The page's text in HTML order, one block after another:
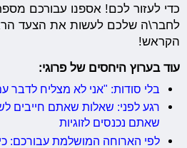
כדי לעזור לכם! אספנו עבורכם
לחבר\ה שלכם לעשות את הצעד
הקראש!
עוד בערוץ היחסים של פרוגי:
בלי סודות: "אני לא מצליח לדבר
רגע לפני: שאלות שאתם חייבים
שאתם נכנסים לזוגיות
לפי הארוחה המושלמת עבורכם: